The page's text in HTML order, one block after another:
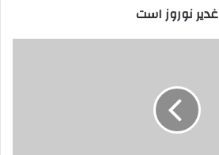
غدیر نوروز است